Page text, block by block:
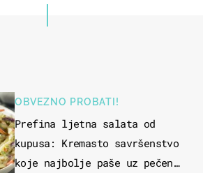
OBVEZNO PROBATI!
Prefina ljetna salata od
kupusa: Kremasto savršenstvo
koje najbolje paše uz pečeno